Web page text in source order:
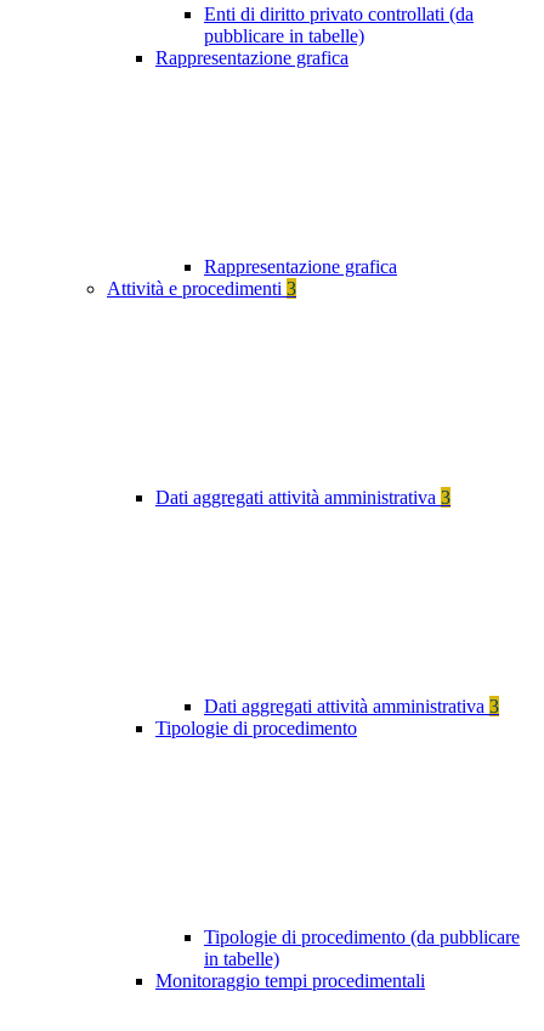
Enti di diritto privato controllati (da
pubblicare in tabelle)
Rappresentazione grafica
Rappresentazione grafica
Attività e procedimenti 3
Dati aggregati attività amministrativa 3
Dati aggregati attività amministrativa 3
Tipologie di procedimento
Tipologie di procedimento (da pubblicare
in tabelle)
Monitoraggio tempi procedimentali